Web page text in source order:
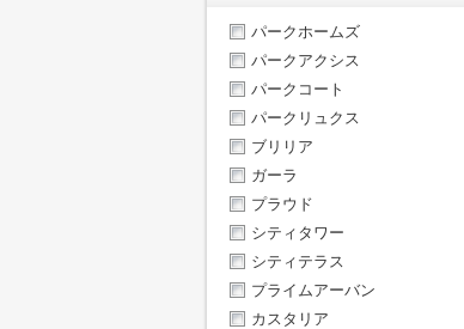
パークホームズ
パークアクシス
パークコート
パークリュクス
ブリリア
ガーラ
プラウド
シティタワー
シティテラス
プライムアーバン
カスタリア